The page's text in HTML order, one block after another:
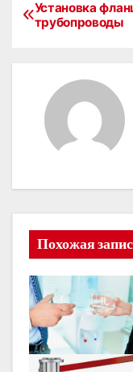
Н
и
я
п
о
Установка
трубопроводы
Похожая